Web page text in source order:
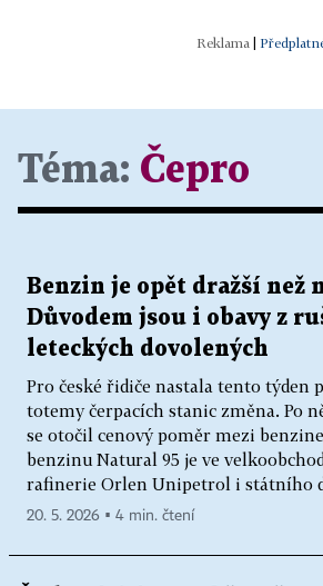
Téma: Čepro
Benzin je opět dražší než
Důvodem jsou i obavy z
leteckých dovolených
Pro české řidiče nastala tento týden
totemy čerpacích stanic změna. Po
se otočil cenový poměr mezi
benzinu Natural 95 je ve
rafinerie Orlen Unipetrol i státního
20. 5. 2026 ▪ 4 min. čtení